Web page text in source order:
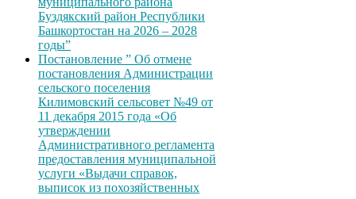
Буздякский район Республики
Башкортостан на 2026 – 2028
годы”
Постановление ” Об отмене
постановления Администрации
сельского поселения
Килимовский сельсовет №49 от
11 декабря 2015 года «Об
утверждении
Административного регламента
предоставления муниципальной
услуги «Выдачи справок,
выписок из похозяйственных